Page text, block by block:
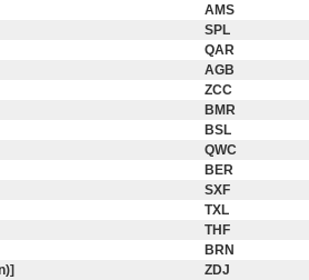
AMS
SPL
QAR
AGB
ZCC
BMR
BSL
QWC
BER
SXF
TXL
THF
BRN
ZDJ